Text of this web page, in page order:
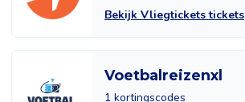
Bekijk Vliegtickets tickets
Voetbalreizenxl
1 kortingscodes